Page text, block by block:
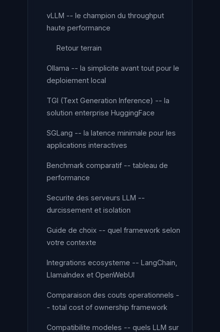
vLLM -- le champion du throughput
haute performance
Retour terrain
Ollama -- la simplicite avant tout pour le
deploiement local
TGI (Text Generation Inference) -- la
solution enterprise HuggingFace
SGLang -- la latence minimale pour les
applications interactives
Benchmark comparatif -- tableau de
performance
Securite des serveurs LLM --
durcissement et isolation
Guide de choix -- quel framework selon
votre contexte
Integrations ecosysteme -- LangChain,
LlamaIndex et OpenWebUI
Comparaison des couts operationnels -
- total cost of ownership framework
Compatibilite modeles -- quels LLM sur